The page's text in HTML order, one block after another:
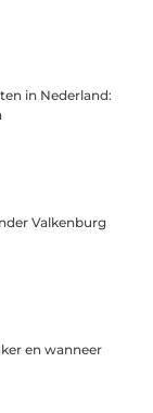
in Nederland:
Valkenburg
en wanneer